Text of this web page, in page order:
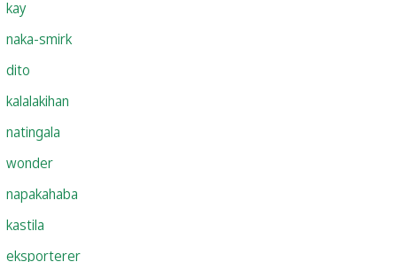
kay
naka-smirk
dito
kalalakihan
natingala
wonder
napakahaba
kastila
eksporterer